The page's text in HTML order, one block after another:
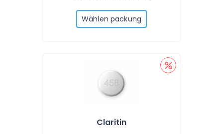
Wählen packung
Claritin